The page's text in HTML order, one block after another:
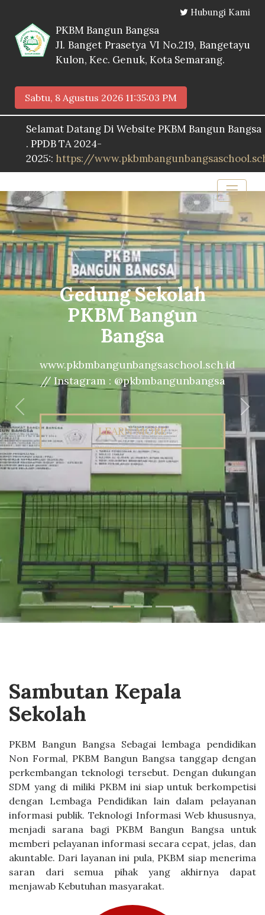
Hubungi Kami
PKBM Bangun Bangsa
Jl. Banget Prasetya VI No.219, Bangetayu
Kulon, Kec. Genuk, Kota Semarang.
Sabtu, 8 Agustus 2026 11:35:04 PM
Datang Di Website PKBM Bangun Bangsa
TA 2024-
https://www.pkbmbangunbangsaschool.sch.id/
Gedung Sekolah
PKBM Bangun
Bangsa
www.pkbmbangunbangsaschool.sch.id
// Instagram : @pkbmbangunbangsa
LEARN MORE
Previous
Sambutan Kepala
Sekolah
PKBM Bangun Bangsa Sebagai lembaga pendidikan
Non Formal, PKBM Bangun Bangsa tanggap dengan
perkembangan teknologi tersebut. Dengan dukungan
SDM yang di miliki PKBM ini siap untuk berkompetisi
dengan Lembaga Pendidikan lain dalam pelayanan
informasi publik. Teknologi Informasi Web khususnya,
menjadi sarana bagi PKBM Bangun Bangsa untuk
memberi pelayanan informasi secara cepat, jelas, dan
akuntable. Dari layanan ini pula, PKBM siap menerima
saran dari semua pihak yang akhirnya dapat
menjawab Kebutuhan masyarakat.